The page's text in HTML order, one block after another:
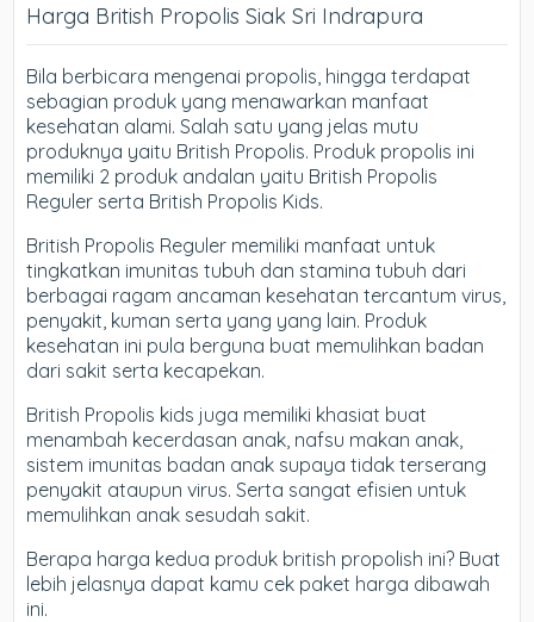
Harga British Propolis Siak Sri Indrapura
Bila berbicara mengenai propolis, hingga terdapat
sebagian produk yang menawarkan manfaat
kesehatan alami. Salah satu yang jelas mutu
produknya yaitu British Propolis. Produk propolis ini
memiliki 2 produk andalan yaitu British Propolis
Reguler serta British Propolis Kids.
British Propolis Reguler memiliki manfaat untuk
tingkatkan imunitas tubuh dan stamina tubuh dari
berbagai ragam ancaman kesehatan tercantum virus,
penyakit, kuman serta yang yang lain. Produk
kesehatan ini pula berguna buat memulihkan badan
dari sakit serta kecapekan.
British Propolis kids juga memiliki khasiat buat
menambah kecerdasan anak, nafsu makan anak,
sistem imunitas badan anak supaya tidak terserang
penyakit ataupun virus. Serta sangat efisien untuk
memulihkan anak sesudah sakit.
Berapa harga kedua produk british propolish ini? Buat
lebih jelasnya dapat kamu cek paket harga dibawah
ini.